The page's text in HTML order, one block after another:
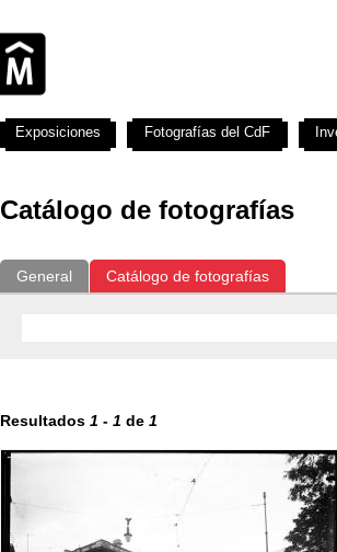
Catálogo de fotografías
General Catálogo de fotografías
Resultados 1 - 1 de 1
Exposiciones Fotografías del CdF